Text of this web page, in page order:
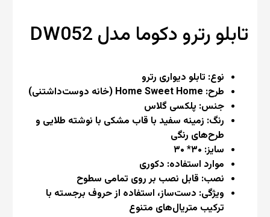
تابلو رترو دکوما مدل DW052
نوع: تابلو دیواری رترو
طرح: Home Sweet Home (خانه دوست‌داشتنی)
جنس: پلکسی گلاس
رنگ: زمینه سفید با قاب مشکی با نوشته طلایی و
طرح‌های رنگی
سایز: ۳۰* ۳۰
موارد استفاده: دکوری
نصب: قابل نصب بر روی تمامی سطوح
ویژگی: دست‌ساز، استفاده از حروف برجسته با
ترکیب متریال‌های متنوع